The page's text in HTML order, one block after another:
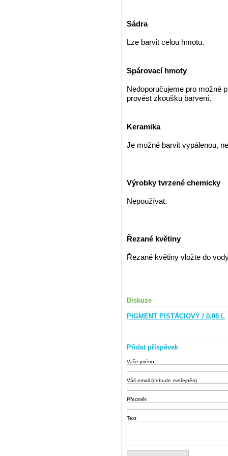
Sádra
Lze barvit celou hmotu.
Spárovací hmoty
Nedoporučujeme pro možné
provést zkoušku barvení.
Keramika
Je možné barvit vypálenou,
Výrobky tvrzené chemicky
Nepoužívat.
Řezané květiny
Řezané květiny vložte do
Diskuze
PIGMENT PISTÁCIOVÝ / 0,08 L
Přidat příspěvek
Vaše jméno
Váš email (nebude zveřejněn)
Předmět
Text